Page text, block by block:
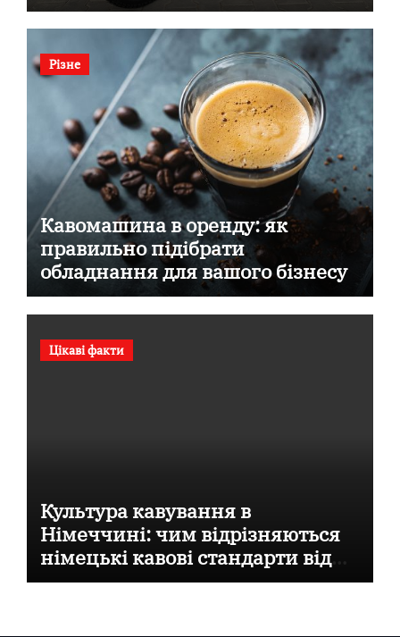
Різне
Кавомашина в оренду: як
правильно підібрати
обладнання для вашого бізнесу
Цікаві факти
Культура кавування в
Німеччині: чим відрізняються
німецькі кавові стандарти від
італійських